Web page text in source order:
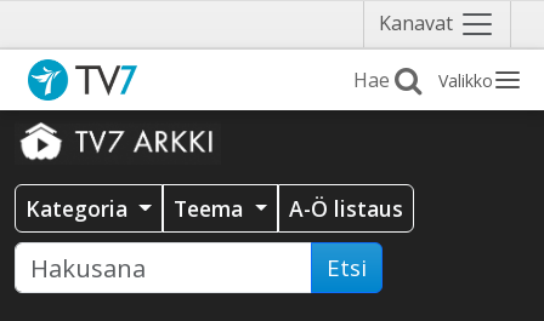
Kanavat Näytä
valikko
Valikko
Kategoria Teema A-Ö listaus
Etsi